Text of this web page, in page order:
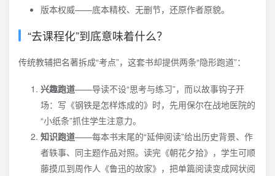
版本权威——底本精校、无删节，还原作者原貌。
“去课程化”到底意味着什么？
传统教辅把名著拆成“考点”，这套书却提供两条“隐形跑道”：
兴趣跑道——导读不设“思考与练习”，而以故事钩子开
场：写《钢铁是怎样炼成的》时，先用保尔在战地医院的
“小纸条”抓住学生注意力。
知识跑道——每本书末尾的“延伸阅读”给出历史背景、作
者轶事、同主题作品对照。读完《朝花夕拾》，学生可顺
藤摸瓜到周作人《鲁迅的故家》，把单篇阅读变成网状阅